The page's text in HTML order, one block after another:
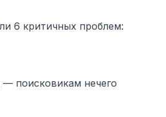
6 критичных проблем:
— поисковикам нечего